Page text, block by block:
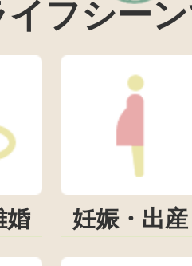
イフシー
婚 妊娠・出産